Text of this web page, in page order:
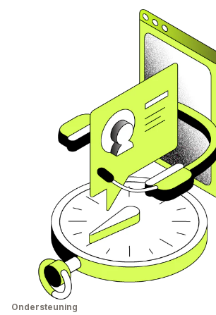
Ondersteuning